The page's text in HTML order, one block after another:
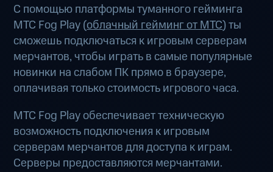
С помощью платформы туманного гейминга
МТС Fog Play (облачный гейминг от МТС) ты
сможешь подключаться к игровым серверам
мерчантов, чтобы играть в самые популярные
новинки на слабом ПК прямо в браузере,
оплачивая только стоимость игрового часа.
МТС Fog Play обеспечивает техническую
возможность подключения к игровым
серверам мерчантов для доступа к играм.
Серверы предоставляются мерчантами.